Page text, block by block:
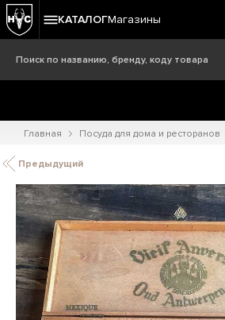
КАТАЛОГМагазины
Главная Посуда для дома и ресторанов
Предыдущий